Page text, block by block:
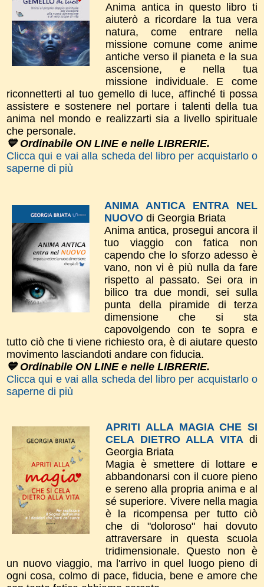
Anima antica in questo libro ti
aiuterò a ricordare la tua vera
natura, come entrare nella
missione comune come anime
antiche verso il pianeta e la sua
ascensione, e nella tua
missione individuale. E come
riconnetterti al tuo gemello di luce, affinché ti possa
assistere e sostenere nel portare i talenti della tua
anima nel mondo e realizzarti sia a livello spirituale
che personale.
💙 Ordinabile ON LINE e nelle LIBRERIE.
Clicca qui e vai alla scheda del libro per acquistarlo o
saperne di più
ANIMA ANTICA ENTRA NEL
NUOVO di Georgia Briata
Anima antica, prosegui ancora il
tuo viaggio con fatica non
capendo che lo sforzo adesso è
vano, non vi è più nulla da fare
rispetto al passato. Sei ora in
bilico tra due mondi, sei sulla
punta della piramide di terza
dimensione che si sta
capovolgendo con te sopra e
tutto ciò che ti viene richiesto ora, è di aiutare questo
movimento lasciandoti andare con fiducia.
💙 Ordinabile ON LINE e nelle LIBRERIE.
Clicca qui e vai alla scheda del libro per acquistarlo o
saperne di più
APRITI ALLA MAGIA CHE SI
CELA DIETRO ALLA VITA di
Georgia Briata
Magia è smettere di lottare e
abbandonarsi con il cuore pieno
e sereno alla propria anima e al
sé superiore. Vivere nella magia
è la ricompensa per tutto ciò
che di "doloroso" hai dovuto
attraversare in questa scuola
tridimensionale. Questo non è
un nuovo viaggio, ma l'arrivo in quel luogo pieno di
ogni cosa, colmo di pace, fiducia, bene e amore che